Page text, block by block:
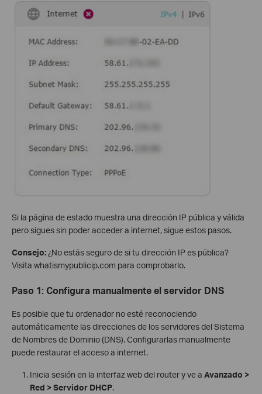
Si la página de estado muestra una dirección IP pública y válida
pero sigues sin poder acceder a internet, sigue estos pasos.
Consejo: ¿No estás seguro de si tu dirección IP es pública?
Visita whatismypublicip.com para comprobarlo.
Paso 1: Configura manualmente el servidor DNS
Es posible que tu ordenador no esté reconociendo
automáticamente las direcciones de los servidores del Sistema
de Nombres de Dominio (DNS). Configurarlas manualmente
puede restaurar el acceso a internet.
Inicia sesión en la interfaz web del router y ve a Avanzado >
Red > Servidor DHCP.